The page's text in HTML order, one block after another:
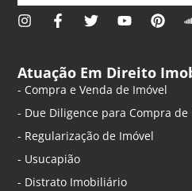
Atuação Em Direito
- Compra e Venda de Imóvel
- Due Diligence para Compra de
- Regularização de Imóvel
- Usucapião
- Distrato Imobiliário